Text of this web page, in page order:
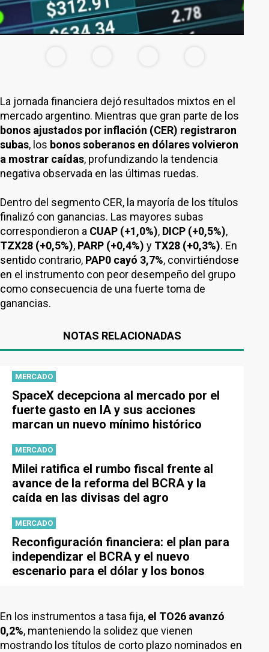
La jornada financiera dejó resultados mixtos en el
mercado argentino. Mientras que gran parte de los
bonos ajustados por inflación (CER) registraron
subas, los bonos soberanos en dólares volvieron
a mostrar caídas, profundizando la tendencia
negativa observada en las últimas ruedas.
Dentro del segmento CER, la mayoría de los títulos
finalizó con ganancias. Las mayores subas
correspondieron a CUAP (+1,0%), DICP (+0,5%),
TZX28 (+0,5%), PARP (+0,4%) y TX28 (+0,3%). En
sentido contrario, PAP0 cayó 3,7%, convirtiéndose
en el instrumento con peor desempeño del grupo
como consecuencia de una fuerte toma de
ganancias.
NOTAS RELACIONADAS
MERCADO
SpaceX decepciona al mercado por el
fuerte gasto en IA y sus acciones
marcan un nuevo mínimo histórico
MERCADO
Milei ratifica el rumbo fiscal frente al
avance de la reforma del BCRA y la
caída en las divisas del agro
MERCADO
Reconfiguración financiera: el plan para
independizar el BCRA y el nuevo
escenario para el dólar y los bonos
En los instrumentos a tasa fija, el TO26 avanzó
0,2%, manteniendo la solidez que vienen
mostrando los títulos de corto plazo nominados en